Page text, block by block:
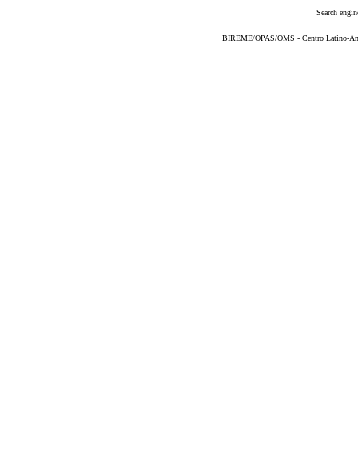
Search
BIREME/OPAS/OMS - Centro Latino-